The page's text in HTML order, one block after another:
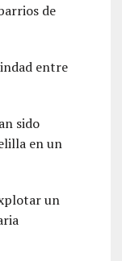
de
entre
sido
en un
un